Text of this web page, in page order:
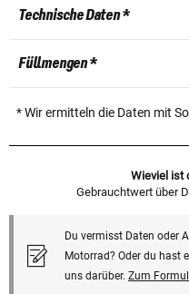
Technische Daten *
Füllmengen *
* Wir ermitteln die Daten mit
Wieviel ist
Gebrauchtwert über
Du vermisst Daten oder
Motorrad? Oder du hast
uns darüber. Zum